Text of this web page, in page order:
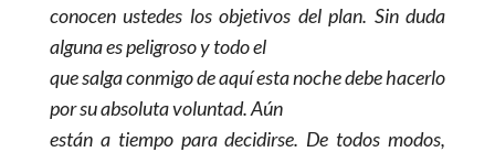
conocen ustedes los objetivos del plan. Sin duda
alguna es peligroso y todo el
que salga conmigo de aquí esta noche debe hacerlo
por su absoluta voluntad. Aún
están a tiempo para decidirse. De todos modos,